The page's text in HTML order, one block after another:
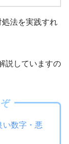
法を実践すれ
説していますの
い数字・悪